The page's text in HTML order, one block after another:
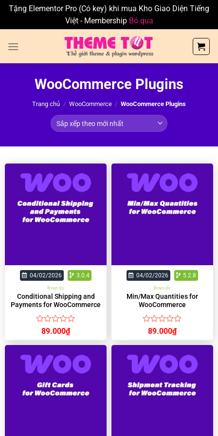
Tặng Elementor Pro (Có key) khi mua Kho Giao Diện Tiếng
Việt - Membership Bỏ qua
WooCommerce Plugins
Trang chủ / WooCommerce / WooCommerce Plugins
04/02/2026 3.0.4
Brands
Conditional Shipping and
Payments for WooCommerce
Được
hạng
0
sao
89.000₫
04/02/2026 5.2.8
Brands
Min/Max Quantities for
WooCommerce
Được
hạng
0
sao
89.000₫